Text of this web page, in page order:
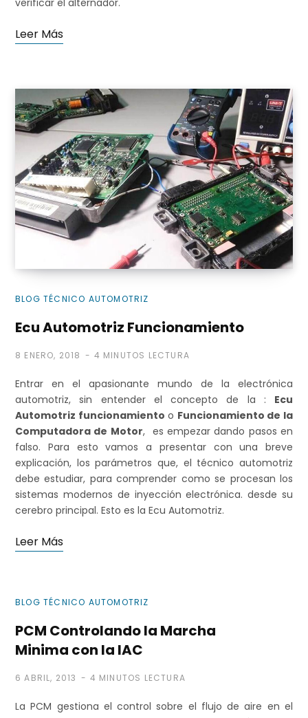
e
c
o
r
verificar el alternador.
Leer Más
BLOG TÉCNICO AUTOMOTRIZ
Ecu Automotriz Funcionamiento
8 ENERO, 2018 4 MINUTOS LECTURA
Entrar en el apasionante mundo de la electrónica
automotriz, sin entender el concepto de la : Ecu
Automotriz funcionamiento o Funcionamiento de la
Computadora de Motor, es empezar dando pasos en
falso. Para esto vamos a presentar con una breve
explicación, los parámetros que, el técnico automotriz
debe estudiar, para comprender como se procesan los
sistemas modernos de inyección electrónica. desde su
cerebro principal. Esto es la Ecu Automotriz.
Leer Más
BLOG TÉCNICO AUTOMOTRIZ
PCM Controlando la Marcha
Minima con la IAC
6 ABRIL, 2013 4 MINUTOS LECTURA
La PCM gestiona el control sobre el flujo de aire en el